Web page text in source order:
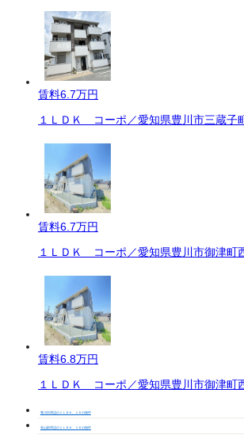
賃料6.7万円
１ＬＤＫ コーポ／愛知県豊川市三蔵子
賃料6.7万円
１ＬＤＫ コーポ／愛知県豊川市御津町
賃料6.8万円
１ＬＤＫ コーポ／愛知県豊川市御津町
豊川市周辺の１ＬＤＫ、１Ｋの物件
長山駅周辺の１ＬＤＫ、１Ｋの物件